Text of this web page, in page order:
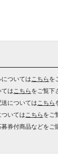
ついては こちらを
は こちらをご覧下
については こちら
いては こちらをご
券付商品などを